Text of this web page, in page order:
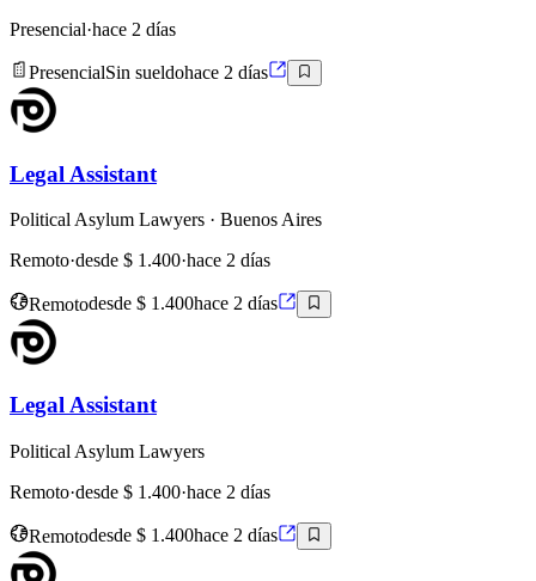
Presencial·hace 2 días
PresencialSin sueldohace 2 días
Legal Assistant
Political Asylum Lawyers · Buenos Aires
Remoto·desde $ 1.400·hace 2 días
Remotodesde $ 1.400hace 2 días
Legal Assistant
Political Asylum Lawyers
Remoto·desde $ 1.400·hace 2 días
Remotodesde $ 1.400hace 2 días